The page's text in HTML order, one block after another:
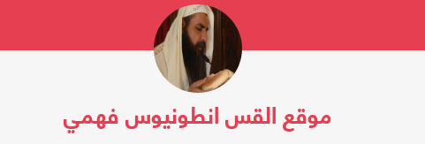
موقع القس انطونيوس فهمي